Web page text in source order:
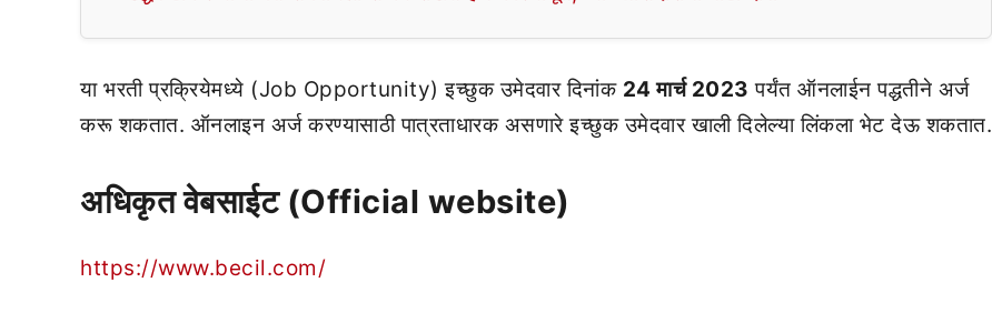
या भरती प्रक्रियेमध्ये (Job Opportunity) इच्छुक उमेदवार दिनांक 24 मार्च 2023 पर्यंत ऑनलाईन पद्धतीने अर्ज
करू शकतात. ऑनलाइन अर्ज करण्यासाठी पात्रताधारक असणारे इच्छुक उमेदवार खाली दिलेल्या लिंकला भेट देऊ शकतात.
अधिकृत वेबसाईट (Official website)
https://www.becil.com/